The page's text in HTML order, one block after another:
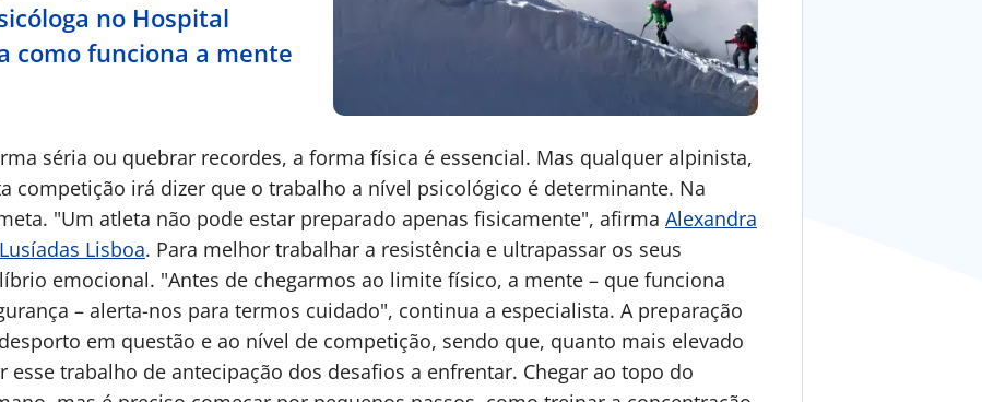
no Hospital
como funciona a mente
séria ou quebrar recordes, a forma física é essencial. Mas qualquer alpinista,
competição irá dizer que o trabalho a nível psicológico é determinante. Na
"Um atleta não pode estar preparado apenas fisicamente", afirma Alexandra
Lisboa. Para melhor trabalhar a resistência e ultrapassar os seus
emocional. "Antes de chegarmos ao limite físico, a mente – que funciona
– alerta-nos para termos cuidado", continua a especialista. A preparação
em questão e ao nível de competição, sendo que, quanto mais elevado
esse trabalho de antecipação dos desafios a enfrentar. Chegar ao topo do